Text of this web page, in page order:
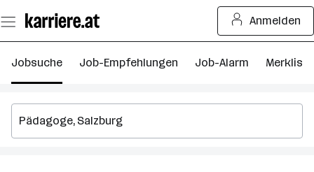
Seiteninhalt
springen
Anmelden
Jobsuche Job-Empfehlungen Job-Alarm Merkliste